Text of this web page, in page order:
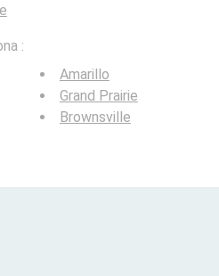
:
Amarillo
Grand Prairie
Brownsville